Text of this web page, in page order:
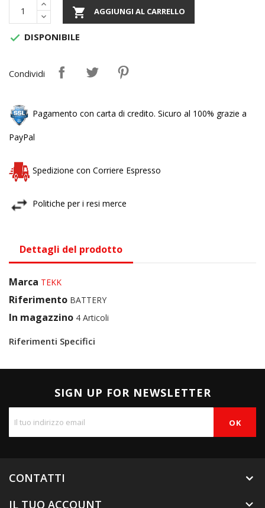
 AGGIUNGI AL CARRELLO
 DISPONIBILE
Condividi
Pagamento con carta di credito. Sicuro al 100% grazie a
PayPal
Spedizione con Corriere Espresso
Politiche per i resi merce
Dettagli del prodotto
Marca TEKK
Riferimento BATTERY
In magazzino 4 Articoli
Riferimenti Specifici
SIGN UP FOR NEWSLETTER
CONTATTI
IL TUO ACCOUNT
